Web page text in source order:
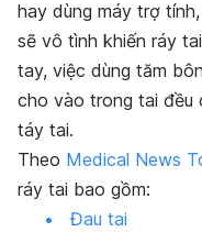
hay dùng máy trợ
sẽ vô tình khiến ráy
tay, việc dùng tăm
cho vào trong tai đều
táy tai.
Theo Medical News
ráy tai bao gồm:
Đau tai